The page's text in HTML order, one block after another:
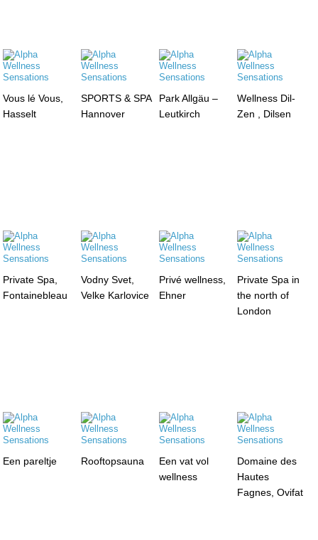
Vous lé Vous,
Hasselt
SPORTS & SPA
Hannover
Park Allgäu –
Leutkirch
Wellness Dil-
Zen , Dilsen
Private Spa,
Fontainebleau
Vodny Svet,
Velke Karlovice
Privé wellness,
Ehner
Private Spa in
the north of
London
Een pareltje Rooftopsauna
Een vat vol
wellness
Domaine des
Hautes
Fagnes, Ovifat